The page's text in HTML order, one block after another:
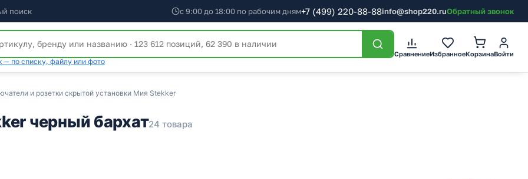
поиск с 9:00 до 18:00 по рабочим дням+7 (499) 220-88-88info@shop220.ruОбратный звонок
— по списку, файлу или фото
СравнениеИзбранноеКорзинаВойти
и розетки скрытой установки Мия Stekker
черный бархат24 товара